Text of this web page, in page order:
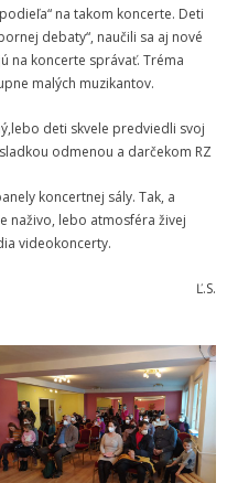
na takom koncerte. Deti
debaty“, naučili sa aj nové
na koncerte správať. Tréma
malých muzikantov.
deti skvele predviedli svoj
odmenou a darčekom RZ
koncertnej sály. Tak, a
naživo, lebo atmosféra živej
videokoncerty.
Ľ.S.